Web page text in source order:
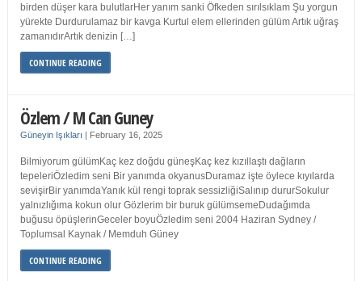
birden düşer kara bulutlarHer yanım sanki Öfkeden sırılsıklam Şu yorgun
yürekte Durdurulamaz bir kavga Kurtul elem ellerinden gülüm Artık uğraş
zamanıdırArtık denizin […]
CONTINUE READING
Özlem / M Can Guney
Güneyin Işıkları | February 16, 2025
Bilmiyorum gülümKaç kez doğdu güneşKaç kez kızıllaştı dağların
tepeleriÖzledim seni Bir yanımda okyanusDuramaz işte öylece kıyılarda
sevişirBir yanımdaYanık kül rengi toprak sessizliğiSalınıp dururSokulur
yalnızlığıma kokun olur Gözlerim bir buruk gülümsemeDudağımda
buğusu öpüşlerinGeceler boyuÖzledim seni 2004 Haziran Sydney /
Toplumsal Kaynak / Memduh Güney
CONTINUE READING